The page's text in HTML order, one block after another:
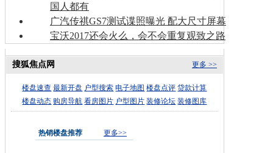
国人都有
广汽传祺GS7测试谍照曝光 配大尺寸屏幕
宝沃2017还会火么，会不会重复观致之路
更多 >>
搜狐焦点网
楼盘速查 最新开盘 户型搜索 电子地图 楼盘点评 贷款计算
楼盘动态 购房导航 看房图片 户型图片 装修论坛 装修图库
热销楼盘推荐 更多>>